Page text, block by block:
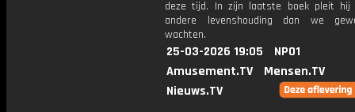
deze tijd. In zijn laatste boek pleit hij
andere levenshouding dan we
wachten.
25-03-2026 19:05
NPO1
Amusement.TV
Mensen.TV
Nieuws.TV